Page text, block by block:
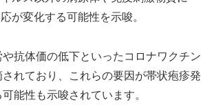
が変化する可能性を示唆。
抗体価の低下といったコロナワクチン
れており、これらの要因が帯状疱疹発
能性も示唆されています。